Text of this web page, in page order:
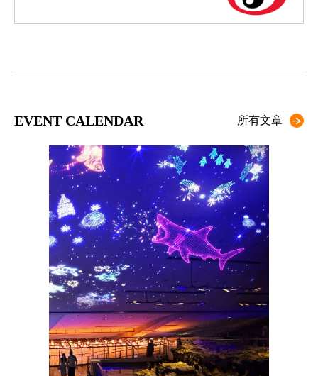
EVENT CALENDAR 所有文章